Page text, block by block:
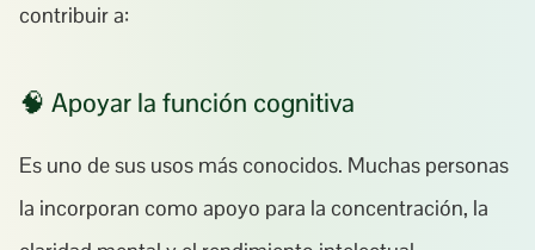
contribuir a:
🧠 Apoyar la función cognitiva
Es uno de sus usos más conocidos. Muchas personas
la incorporan como apoyo para la concentración, la